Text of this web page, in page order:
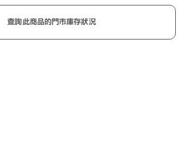
查詢此商品的門市庫存狀況